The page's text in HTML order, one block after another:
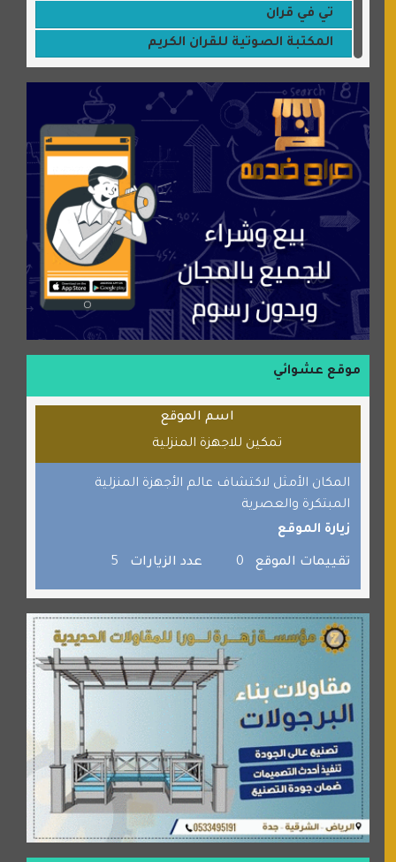
تي في قران
المكتبة الصوتية للقران الكريم
موقع سيارات عربية
عالم كوكي
سورة قران
شركة إعمار الرياض للخدمات المنزلية
شبكة رأيي
موسوعة نور الرحمن
منتدى جيوش الهكرز
بلو باص
موقع حراج خدمة
الطبي
قراننا
القران للجميع
برامج كمبيوتر
جائزة دبي الدولية للقران الكريم
صفنة دوت كوم
الألسن لخدمات الترجمة المعتمدة
موقع عشوائي
اسم الموقع
تمكين للاجهزة المنزلية
المكان الأمثل لاكتشاف عالم الأجهزة المنزلية
المبتكرة والعصرية
زيارة الموقع
تقييمات الموقع 0 عدد الزيارات 5